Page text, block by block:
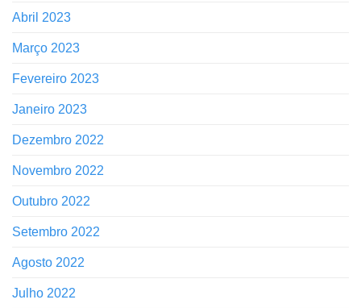
Abril 2023
Março 2023
Fevereiro 2023
Janeiro 2023
Dezembro 2022
Novembro 2022
Outubro 2022
Setembro 2022
Agosto 2022
Julho 2022